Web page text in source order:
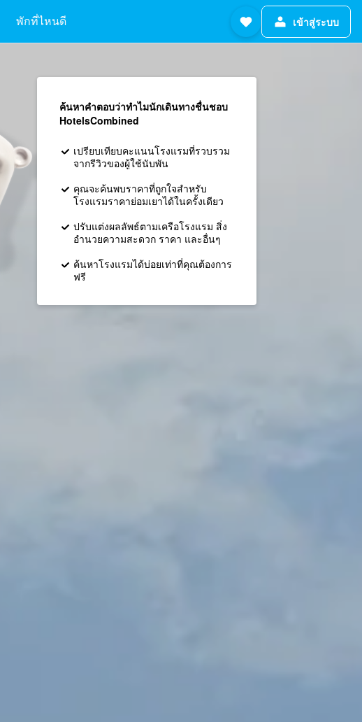
พักที่ไหนดี เข้าสู่ระบบ
ค้นหาคำตอบว่าทำไมนักเดินทางชื่นชอบ
HotelsCombined
เปรียบเทียบคะแนนโรงแรมที่รวบรวม
จากรีวิวของผู้ใช้นับพัน
คุณจะค้นพบราคาที่ถูกใจสำหรับ
โรงแรมราคาย่อมเยาได้ในครั้งเดียว
ปรับแต่งผลลัพธ์ตามเครือโรงแรม สิ่ง
อำนวยความสะดวก ราคา และอื่นๆ
ค้นหาโรงแรมได้บ่อยเท่าที่คุณต้องการ
ฟรี